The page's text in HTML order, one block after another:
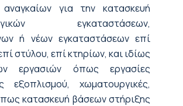
για την κατασκευή
εγκαταστάσεων,
ή νέων εγκαταστάσεων επί
στύλου, επί κτηρίων, και ιδίως
εργασιών όπως εργασίες
εξοπλισμού, χωματουργικές,
κατασκευή βάσεων στήριξης